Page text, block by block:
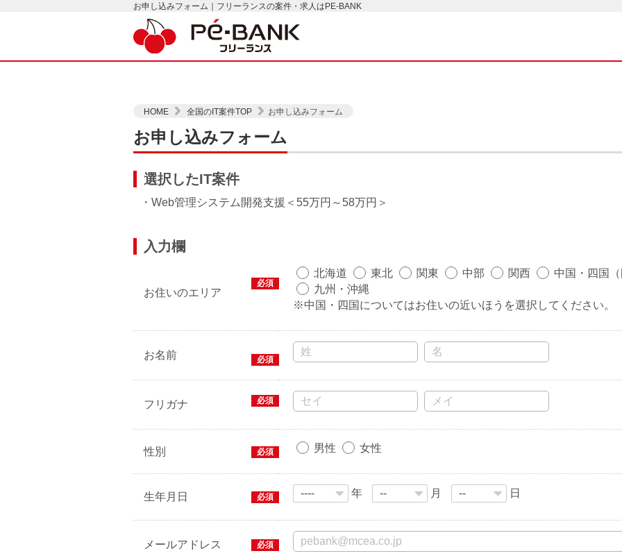
お申し込みフォーム｜フリーランスの案件・求人はPE-BANK
HOME 全国のIT案件TOP お申し込みフォーム
お申し込みフォーム
選択したIT案件
・Web管理システム開発支援 55万円～58万円
入力欄
お住いのエリア
必須
北海道 東北 関東 中部 関西 中国・四国（
九州・沖縄
※中国・四国についてはお住いの近いほうを選択してください。
お名前 必須
フリガナ 必須
性別 必須 男性 女性
生年月日 必須 年 月 日
メールアドレス 必須